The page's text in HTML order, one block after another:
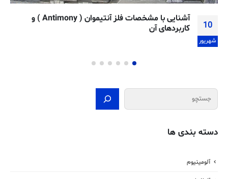
18
اسفند
راهنمای محصول استنلس استیل (فولاد ضد زنگ) ۳۱۰
جستجو
دسته بندی ها
آلومینیوم